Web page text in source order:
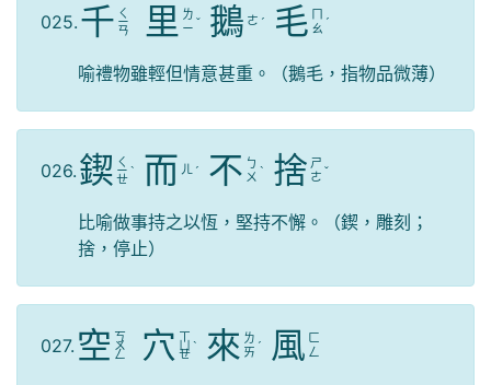
025. 千 ㄑ
ㄧ
ㄢ 里 ㄌ
ㄧ ˇ 鵝 ㄜ ˊ 毛 ㄇ
ㄠ ˊ
喻禮物雖輕但情意甚重。（鵝毛，指物品微薄）
026. 鍥 ㄑ
ㄧ
ㄝ
ˋ 而 ㄦ ˊ 不 ㄅ
ㄨ ˋ 捨 ㄕ
ㄜ ˇ
比喻做事持之以恆，堅持不懈。（鍥，雕刻；
捨，停止）
027. 空 ㄎ
ㄨ
ㄥ 穴 ㄒ
ㄩ
ㄝ
ˋ 來 ㄌ
ㄞ ˊ 風 ㄈ
ㄥ